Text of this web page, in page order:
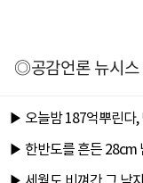
◎공감언론 뉴시스